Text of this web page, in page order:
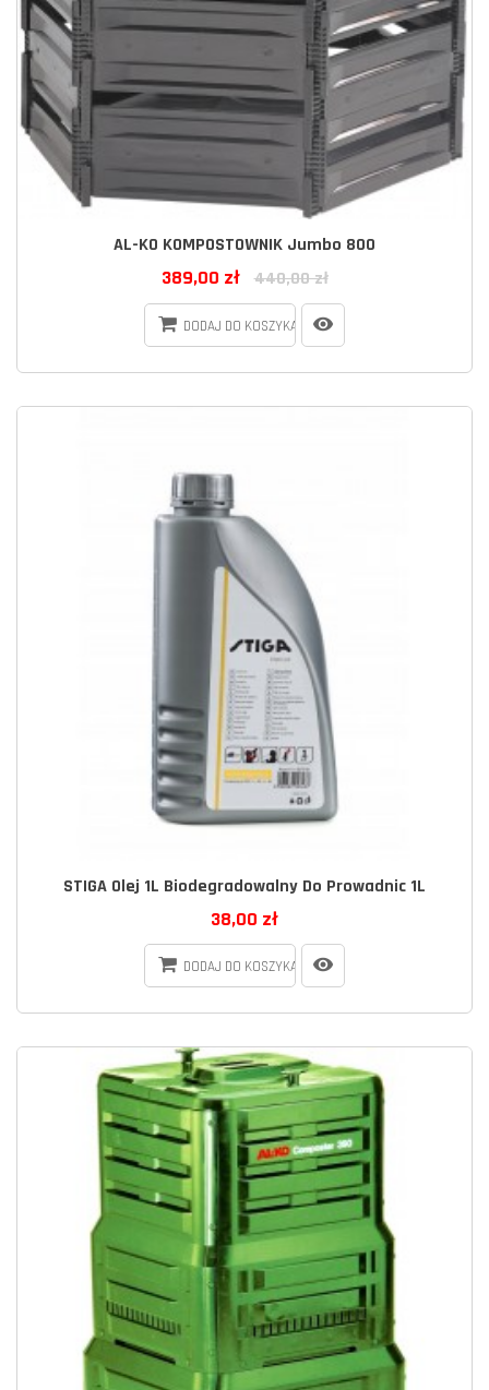
AL-KO KOMPOSTOWNIK Jumbo 800
389,00 zł 440,00 zł
DODAJ DO KOSZYKA
STIGA Olej 1L Biodegradowalny Do Prowadnic 1L
38,00 zł
DODAJ DO KOSZYKA